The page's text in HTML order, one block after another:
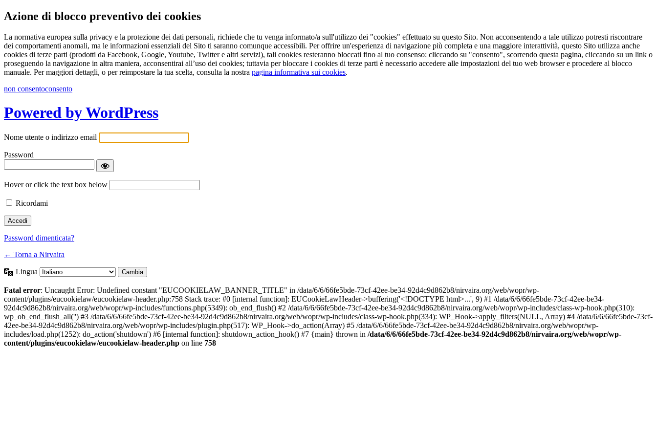
Azione di blocco preventivo dei cookies
La normativa europea sulla privacy e la protezione dei dati personali, richiede che tu venga informato/a sull'utilizzo dei "cookies" effettuato su questo Sito. Non acconsentendo a tale utilizzo potresti riscontrare
dei comportamenti anomali, ma le informazioni essenziali del Sito ti saranno comunque accessibili. Per offrire un'esperienza di navigazione più completa e una maggiore interattività, questo Sito utilizza anche
cookies di terze parti (prodotti da Facebook, Google, Youtube, Twitter e altri servizi), tali cookies resteranno bloccati fino al tuo consenso: cliccando su "consento", scorrendo questa pagina, cliccando su un link o
proseguendo la navigazione in altra maniera, acconsentirai all’uso dei cookies; tuttavia per bloccare i cookies di terze parti è necessario accedere alle impostazioni del tuo web browser e procedere al blocco
manuale. Per maggiori dettagli, o per reimpostare la tua scelta, consulta la nostra pagina informativa sui cookies.
non consentoconsento
Powered by WordPress
Nome utente o indirizzo email
Password
Hover or click the text box below
Ricordami
Password dimenticata?
← Torna a Nirvaira
Lingua
Fatal error: Uncaught Error: Undefined constant "EUCOOKIELAW_BANNER_TITLE" in /data/6/6/66fe5bde-73cf-42ee-be34-92d4c9d862b8/nirvaira.org/web/wopr/wp-
content/plugins/eucookielaw/eucookielaw-header.php:758 Stack trace: #0 [internal function]: EUCookieLawHeader->buffering('<!DOCTYPE html>...', 9) #1 /data/6/6/66fe5bde-73cf-42ee-be34-
92d4c9d862b8/nirvaira.org/web/wopr/wp-includes/functions.php(5349): ob_end_flush() #2 /data/6/6/66fe5bde-73cf-42ee-be34-92d4c9d862b8/nirvaira.org/web/wopr/wp-includes/class-wp-hook.php(310):
wp_ob_end_flush_all('') #3 /data/6/6/66fe5bde-73cf-42ee-be34-92d4c9d862b8/nirvaira.org/web/wopr/wp-includes/class-wp-hook.php(334): WP_Hook->apply_filters(NULL, Array) #4 /data/6/6/66fe5bde-73cf-
42ee-be34-92d4c9d862b8/nirvaira.org/web/wopr/wp-includes/plugin.php(517): WP_Hook->do_action(Array) #5 /data/6/6/66fe5bde-73cf-42ee-be34-92d4c9d862b8/nirvaira.org/web/wopr/wp-
includes/load.php(1252): do_action('shutdown') #6 [internal function]: shutdown_action_hook() #7 {main} thrown in /data/6/6/66fe5bde-73cf-42ee-be34-92d4c9d862b8/nirvaira.org/web/wopr/wp-
content/plugins/eucookielaw/eucookielaw-header.php on line 758